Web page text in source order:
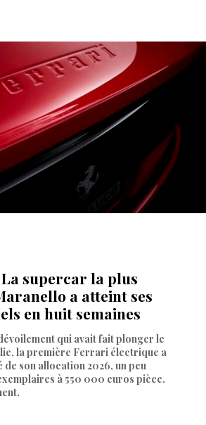
supercar la plus
a atteint ses
en huit semaines
qui avait fait plonger le
la première Ferrari électrique a
son allocation 2026, un peu
à 550 000 euros pièce.